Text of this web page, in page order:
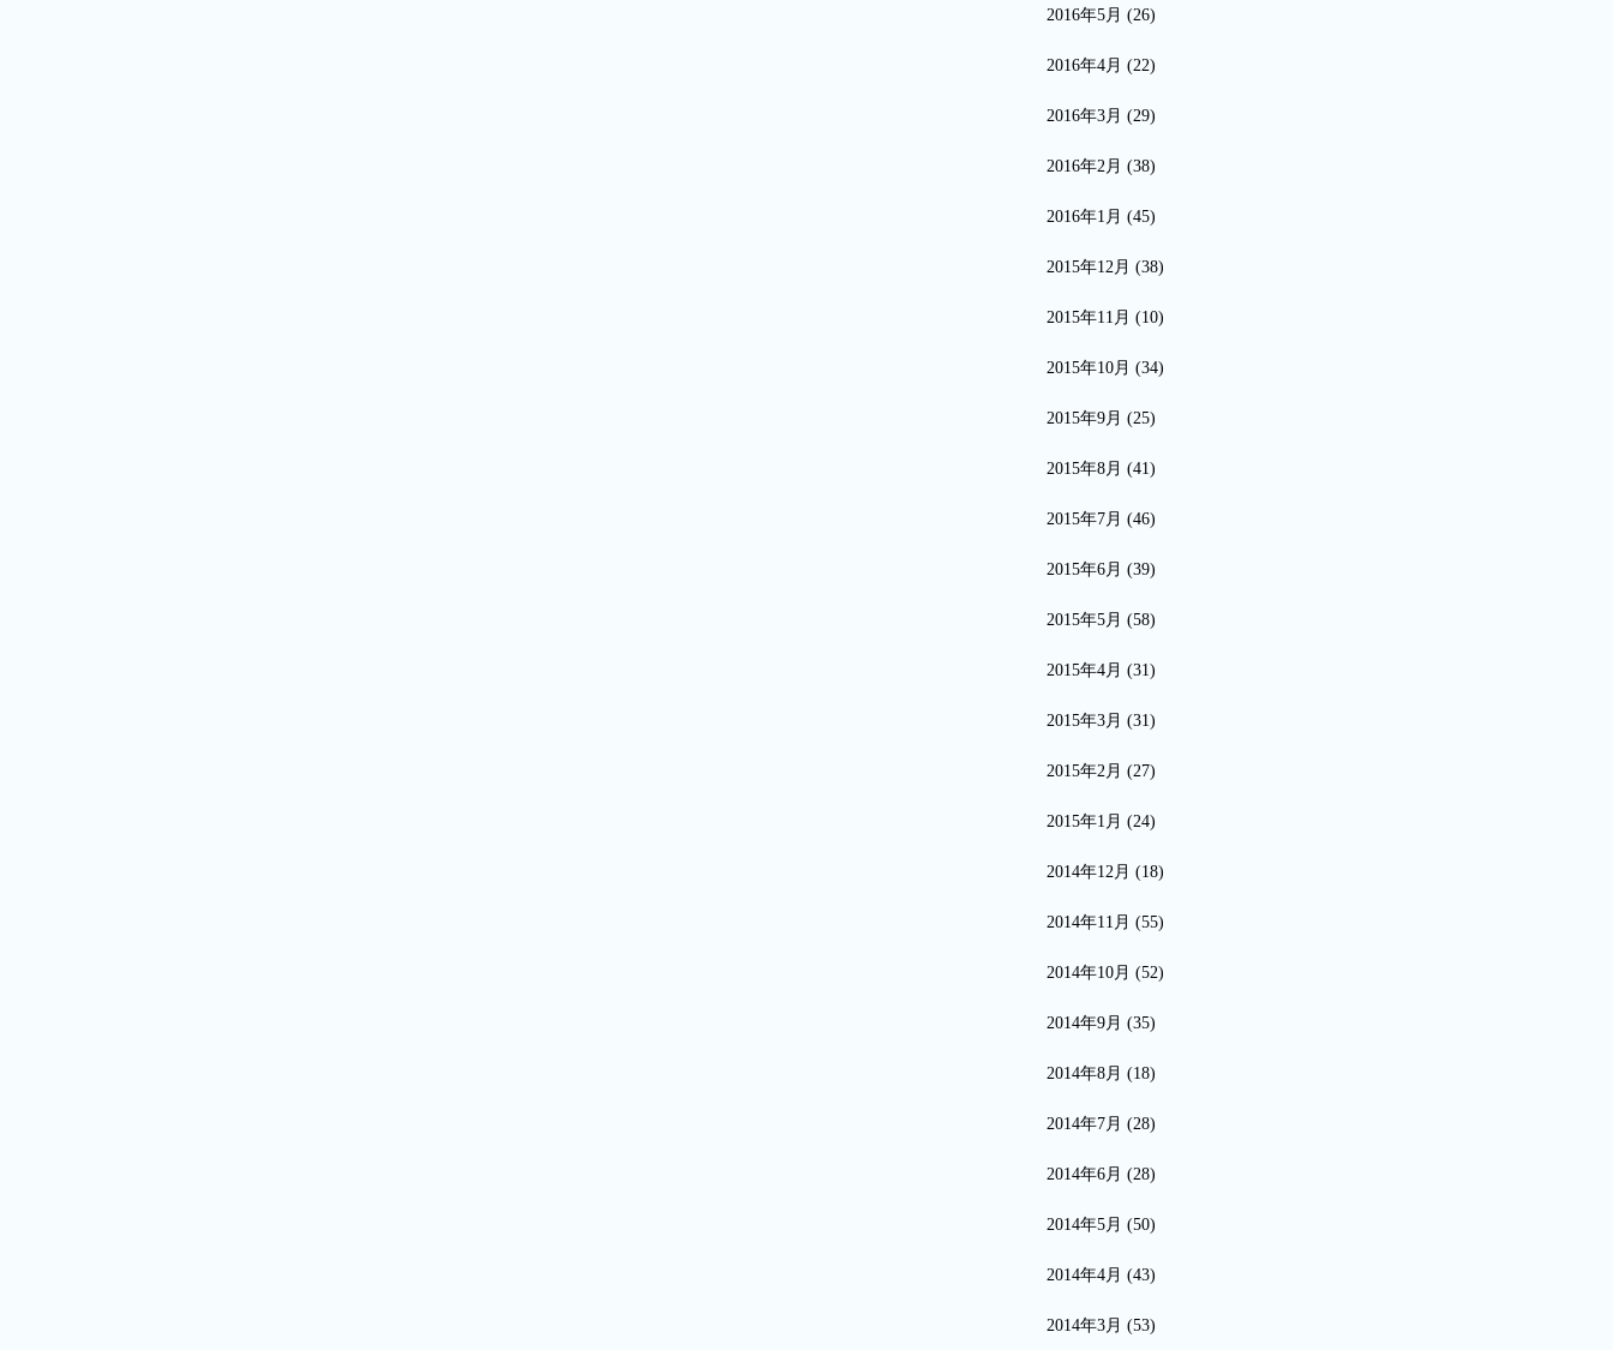
2016年5月 (26)
2016年4月 (22)
2016年3月 (29)
2016年2月 (38)
2016年1月 (45)
2015年12月 (38)
2015年11月 (10)
2015年10月 (34)
2015年9月 (25)
2015年8月 (41)
2015年7月 (46)
2015年6月 (39)
2015年5月 (58)
2015年4月 (31)
2015年3月 (31)
2015年2月 (27)
2015年1月 (24)
2014年12月 (18)
2014年11月 (55)
2014年10月 (52)
2014年9月 (35)
2014年8月 (18)
2014年7月 (28)
2014年6月 (28)
2014年5月 (50)
2014年4月 (43)
2014年3月 (53)